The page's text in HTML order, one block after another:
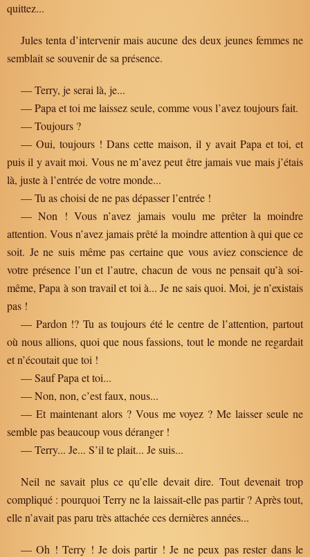
quittez...
Jules tenta d’intervenir mais aucune des deux jeunes femmes ne
semblait se souvenir de sa présence.
— Terry, je serai là, je...
— Papa et toi me laissez seule, comme vous l’avez toujours fait.
— Toujours ?
— Oui, toujours ! Dans cette maison, il y avait Papa et toi, et
puis il y avait moi. Vous ne m’avez peut être jamais vue mais j’étais
là, juste à l’entrée de votre monde...
— Tu as choisi de ne pas dépasser l’entrée !
— Non ! Vous n’avez jamais voulu me prêter la moindre
attention. Vous n’avez jamais prêté la moindre attention à qui que ce
soit. Je ne suis même pas certaine que vous aviez conscience de
votre présence l’un et l’autre, chacun de vous ne pensait qu’à soi-
même, Papa à son travail et toi à... Je ne sais quoi. Moi, je n’existais
pas !
— Pardon !? Tu as toujours été le centre de l’attention, partout
où nous allions, quoi que nous fassions, tout le monde ne regardait
et n’écoutait que toi !
— Sauf Papa et toi...
— Non, non, c’est faux, nous...
— Et maintenant alors ? Vous me voyez ? Me laisser seule ne
semble pas beaucoup vous déranger !
— Terry... Je... S’il te plait... Je suis...
Neil ne savait plus ce qu’elle devait dire. Tout devenait trop
compliqué : pourquoi Terry ne la laissait-elle pas partir ? Après tout,
elle n’avait pas paru très attachée ces dernières années...
— Oh ! Terry ! Je dois partir ! Je ne peux pas rester dans le